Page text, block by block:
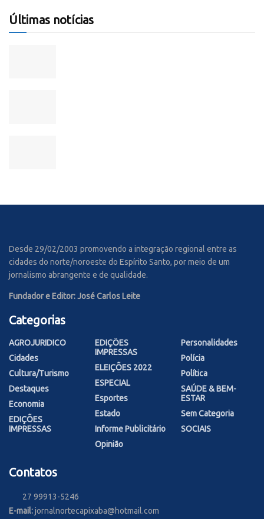
Últimas notícias
Desde 29/02/2003 promovendo a integração regional entre as
cidades do norte/noroeste do Espírito Santo, por meio de um
jornalismo abrangente e de qualidade.
Fundador e Editor: José Carlos Leite
Categorias
AGROJURIDICO
Cidades
Cultura/Turismo
Destaques
Economia
EDIÇÕES
IMPRESSAS
EDIÇÕES
IMPRESSAS
ELEIÇÕES 2022
ESPECIAL
Esportes
Estado
Informe Publicitário
Opinião
Personalidades
Polícia
Política
SAÚDE & BEM-
ESTAR
Sem Categoria
SOCIAIS
Contatos
27 99913-5246
E-mail:jornalnortecapixaba@hotmail.com